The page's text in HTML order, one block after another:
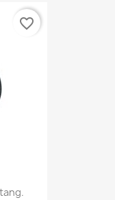
favorite_border